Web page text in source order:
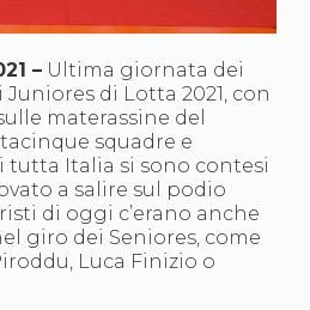
Ju Jitsu
Sumo
BJJ
Pankration
News
Attività
MGA
disciplina
– Ultima giornata dei
di Lotta 2021, con
materassine del
squadre e
Italia si sono contesi
a salire sul podio
di oggi c’erano anche
giro dei Seniores, come
Luca Finizio o